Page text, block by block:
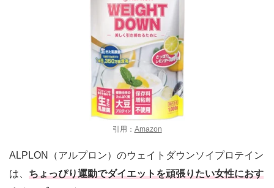
引用： Amazon
ALPLON（アルプロン）のウェイトダウンソイプロテイン
は、 ちょっぴり運動でダイエットを頑張りたい女性におす